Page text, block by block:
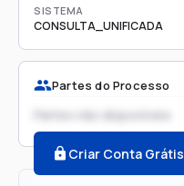
SISTEMA
CONSULTA_UNIFICADA
Partes do Processo
Partes não disponíveis
Criar Conta Grátis